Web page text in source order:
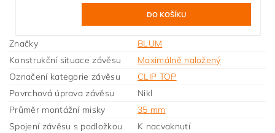
Značky
BLUM
Konstrukční situace závěsu
Maximálně naložený
Označení kategorie závěsu
CLIP TOP
Povrchová úprava závěsu
Nikl
Průměr montážní misky
35 mm
Spojení závěsu s podložkou
K nacvaknutí